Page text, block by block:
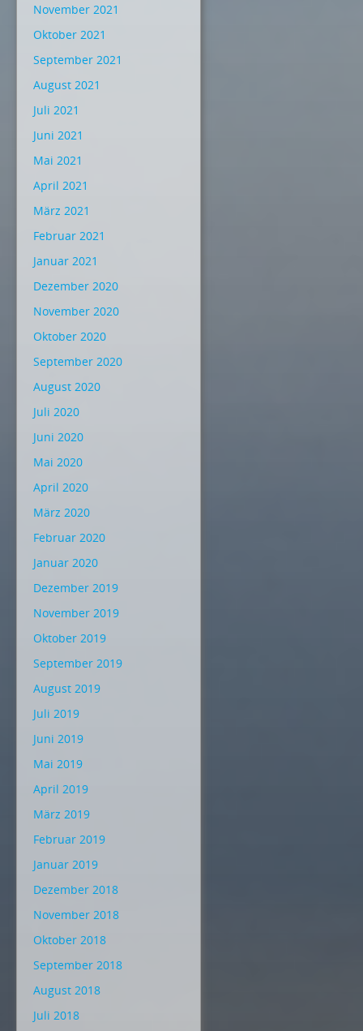
November 2021
Oktober 2021
September 2021
August 2021
Juli 2021
Juni 2021
Mai 2021
April 2021
März 2021
Februar 2021
Januar 2021
Dezember 2020
November 2020
Oktober 2020
September 2020
August 2020
Juli 2020
Juni 2020
Mai 2020
April 2020
März 2020
Februar 2020
Januar 2020
Dezember 2019
November 2019
Oktober 2019
September 2019
August 2019
Juli 2019
Juni 2019
Mai 2019
April 2019
März 2019
Februar 2019
Januar 2019
Dezember 2018
November 2018
Oktober 2018
September 2018
August 2018
Juli 2018